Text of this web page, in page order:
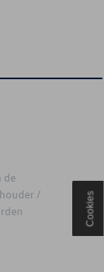
de
/
Cookies